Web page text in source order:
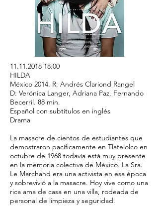
11.11.2018 18:00
HILDA
México 2014. R: Andrés Clariond Rangel
D: Verónica Langer, Adriana Paz, Fernando
Becerril. 88 min.
Español con subtítulos en inglés
Drama
La masacre de cientos de estudiantes que
demostraron pacíficamente en Tlatelolco en
octubre de 1968 todavía está muy presente
en la memoria colectiva de México. La Sra.
Le Marchand era una activista en esa época
y sobrevivió a la masacre. Hoy vive como una
rica ama de casa en una villa, rodeada de
personal de limpieza y seguridad.